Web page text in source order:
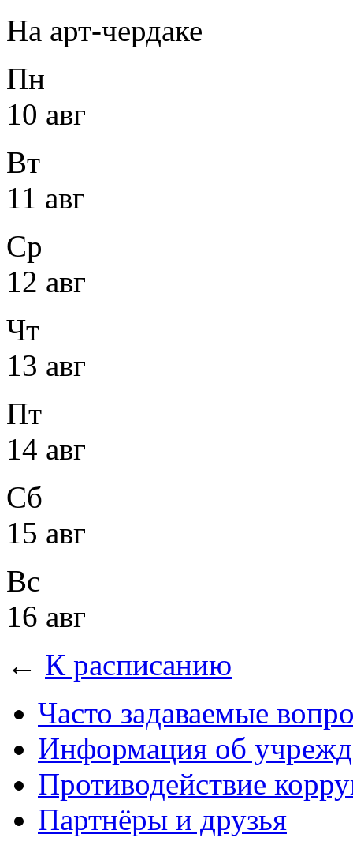
На арт-чердаке
Пн
10 авг
Вт
11 авг
Ср
12 авг
Чт
13 авг
Пт
14 авг
Сб
15 авг
Вс
16 авг
← К расписанию
Часто задаваемые
Информация об
Противодействие
Партнёры и друзья